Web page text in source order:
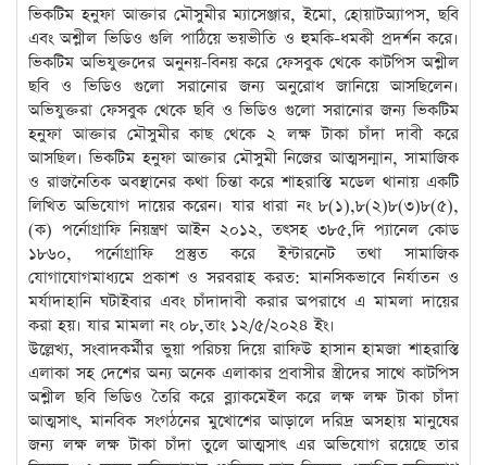
ভিকটিম হনুফা আক্তার মৌসুমীর ম্যাসেঞ্জার, ইমো, হোয়াটঅ্যাপস, ছবি
এবং অশ্লীল ভিডিও গুলি পাঠিয়ে ভয়ভীতি ও হুমকি-ধমকী প্রদর্শন করে।
ভিকটিম অভিযুক্তদের অনুনয়-বিনয় করে ফেসবুক থেকে কাটপিস অশ্লীল
ছবি ও ভিডিও গুলো সরানোর জন্য অনুরোধ জানিয়ে আসছিলেন।
অভিযুক্তরা ফেসবুক থেকে ছবি ও ভিডিও গুলো সরানোর জন্য ভিকটিম
হনুফা আক্তার মৌসুমীর কাছ থেকে ২ লক্ষ টাকা চাঁদা দাবী করে
আসছিল। ভিকটিম হনুফা আক্তার মৌসুমী নিজের আত্মসন্মান, সামাজিক
ও রাজনৈতিক অবস্থানের কথা চিন্তা করে শাহরাস্তি মডেল থানায় একটি
লিখিত অভিযোগ দায়ের করেন। যার ধারা নং ৮(১),৮(২)৮(৩)৮(৫),
(ক) পর্নোগ্রাফি নিয়ন্ত্রণ আইন ২০১২, তৎসহ ৩৮৫,দি প্যানেল কোড
১৮৬০, পর্নোগ্রাফি প্রস্তুত করে ইন্টারনেট তথা সামাজিক
যোগাযোগমাধ্যমে প্রকাশ ও সরবরাহ করত: মানসিকভাবে নির্যাতন ও
মর্যাদাহানি ঘটাইবার এবং চাঁদাদাবী করার অপরাধে এ মামলা দায়ের
করা হয়। যার মামলা নং ০৮,তাং ১২/৫/২০২৪ ইং।
উল্লেখ্য, সংবাদকর্মীর ভুয়া পরিচয় দিয়ে রাফিউ হাসান হামজা শাহরাস্তি
এলাকা সহ দেশের অন্য অনেক এলাকার প্রবাসীর স্ত্রীদের সাথে কাটপিস
অশ্লীল ছবি ভিডিও তৈরি করে ব্ল্যাকমেইল করে লক্ষ লক্ষ টাকা চাঁদা
আত্মসাৎ, মানবিক সংগঠনের মুখোশের আড়ালে দরিদ্র অসহায় মানুষের
জন্য লক্ষ লক্ষ টাকা চাঁদা তুলে আত্মসাৎ এর অভিযোগ রয়েছে তার